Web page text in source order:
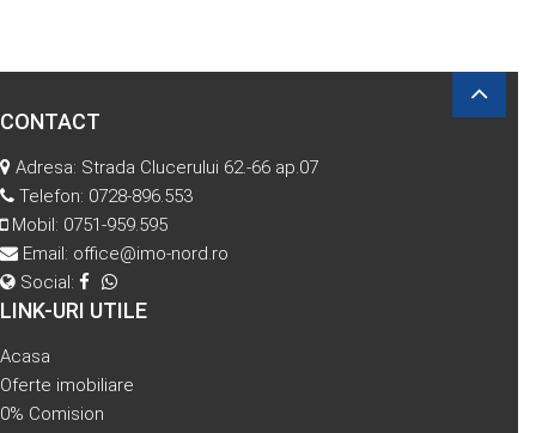
CONTACT
Adresa: Strada Clucerului 62.-66 ap.07
Telefon: 0728-896.553
Mobil: 0751-959.595
Email: office@imo-nord.ro
Social:
LINK-URI UTILE
Acasa
Oferte imobiliare
0% Comision